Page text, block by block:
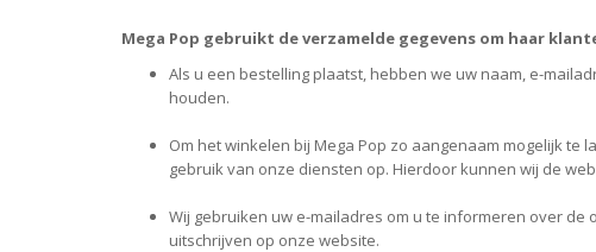
Mega Pop gebruikt de verzamelde gegevens om haar
Als u een bestelling plaatst, hebben we uw naam, e-
houden.
Om het winkelen bij Mega Pop zo aangenaam mogelijk
gebruik van onze diensten op. Hierdoor kunnen wij de
Wij gebruiken uw e-mailadres om u te informeren over
uitschrijven op onze website.